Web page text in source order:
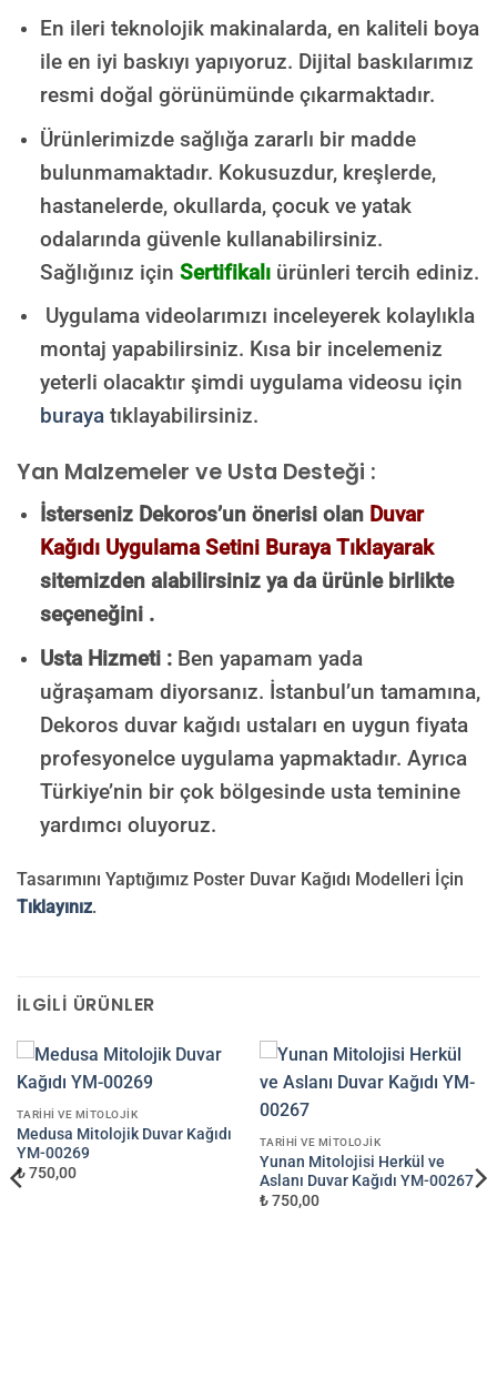
En ileri teknolojik makinalarda, en kaliteli boya
ile en iyi baskıyı yapıyoruz. Dijital baskılarımız
resmi doğal görünümünde çıkarmaktadır.
Ürünlerimizde sağlığa zararlı bir madde
bulunmamaktadır. Kokusuzdur, kreşlerde,
hastanelerde, okullarda, çocuk ve yatak
odalarında güvenle kullanabilirsiniz.
Sağlığınız için Sertifikalıürünleri tercih ediniz.
Uygulama videolarımızı inceleyerek kolaylıkla
montaj yapabilirsiniz. Kısa bir incelemeniz
yeterli olacaktır şimdi uygulama videosu için
burayatıklayabilirsiniz.
Yan Malzemeler ve Usta Desteği :
İsterseniz Dekoros’un önerisi olan Duvar
Kağıdı Uygulama Setini Buraya Tıklayarak
sitemizden alabilirsiniz ya da ürünle birlikte
seçeneğini .
Usta Hizmeti :Ben yapamam yada
uğraşamam diyorsanız. İstanbul’un tamamına,
Dekoros duvar kağıdı ustaları en uygun fiyata
profesyonelce uygulama yapmaktadır. Ayrıca
Türkiye’nin bir çok bölgesinde usta teminine
yardımcı oluyoruz.
Tasarımını Yaptığımız Poster Duvar Kağıdı Modelleri İçin
Tıklayınız.
İLGILI ÜRÜNLER
TARIHI VE MITOLOJIK
Medusa Mitolojik Duvar Kağıdı
YM-00269
₺ 750,00
TARIHI VE MITOLOJIK
Yunan Mitolojisi Herkül ve
Aslanı Duvar Kağıdı YM-00267
₺ 750,00